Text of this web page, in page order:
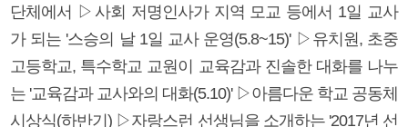
단체에서 ▷사회 저명인사가 지역 모교 등에서 1일 교사
가 되는 '스승의 날 1일 교사 운영(5.8~15)' ▷유치원, 초중
고등학교, 특수학교 교원이 교육감과 진솔한 대화를 나누
는 '교육감과 교사와의 대화(5.10)' ▷아름다운 학교 공동체
시상식(하반기) ▷자랑스런 선생님을 소개하는 '2017년 선